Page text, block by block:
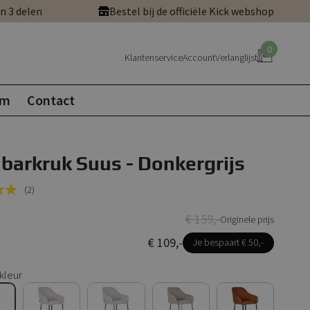
3 delen Bestel bij de officiële Kick webshop
KlantenserviceAccountVerlanglijst
0
Contact
Suus - Donkergrijs
(2)
Je bespaart € 50,-
€ 109,-
Originele prijs
€ 159,-